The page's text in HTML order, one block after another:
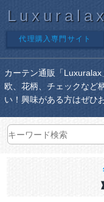
Luxuralax
代理購入専門サイト
カーテン通販「
欧、花柄、チェックなど
い！興味がある方はぜひ